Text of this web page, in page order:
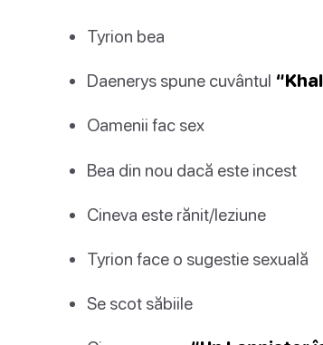
Tyrion bea
Daenerys spune cuvântul
Oamenii fac sex
Bea din nou dacă este incest
Cineva este rănit/leziune
Tyrion face o sugestie sexuală
Se scot săbiile